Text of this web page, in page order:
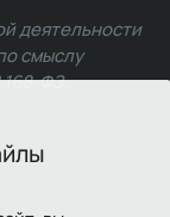
деятельности
смыслу
168-ФЗ.